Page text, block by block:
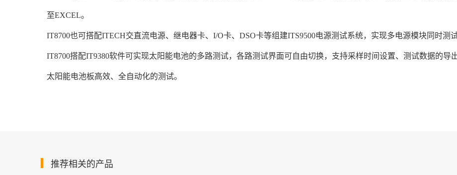
至EXCEL。
IT8700也可搭配ITECH交直流电源、继电器卡、I/O卡、DSO卡等组建ITS9500电源测试系统，实现多电源模块同时测
IT8700搭配IT9380软件可实现太阳能电池的多路测试，各路测试界面可自由切换，支持采样时间设置、测试数据的导
太阳能电池板高效、全自动化的测试。
推荐相关的产品